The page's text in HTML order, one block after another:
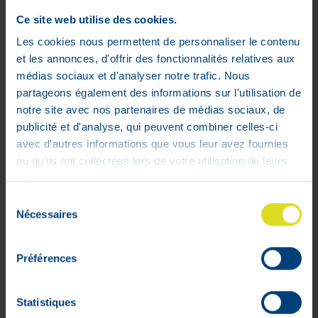
Ce site web utilise des cookies.
Les cookies nous permettent de personnaliser le contenu
et les annonces, d'offrir des fonctionnalités relatives aux
médias sociaux et d'analyser notre trafic. Nous
partageons également des informations sur l'utilisation de
notre site avec nos partenaires de médias sociaux, de
publicité et d'analyse, qui peuvent combiner celles-ci
avec d'autres informations que vous leur avez fournies
ou qu'ils ont collectées lors de votre utilisation de leurs
Nécessaires
Préférences
Statistiques
100% veilige
betaling gegarandeerd
Opvolging van de bestellingen